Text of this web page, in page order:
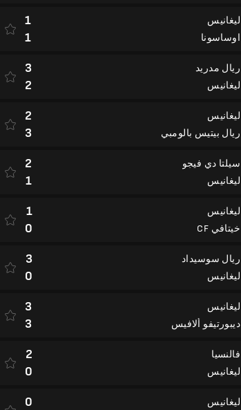
ليغانيس
اوساسونا
1
1
ريال مدريد
ليغانيس
3
2
ليغانيس
ريال بيتيس بالومبي
2
3
سيلتا دي فيجو
ليغانيس
2
1
ليغانيس
خيتافي CF
1
0
ريال سوسيداد
ليغانيس
3
0
ليغانيس
ديبورتيفو ألافيس
3
3
فالنسيا
ليغانيس
2
0
ليغانيس
0